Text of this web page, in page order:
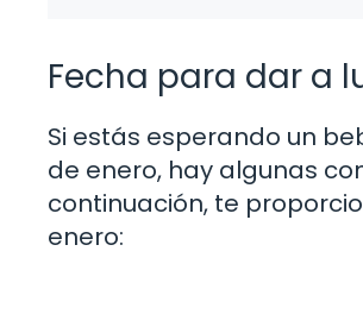
Fecha para dar a
Si estás esperando un
de enero, hay algunas
continuación, te
enero: